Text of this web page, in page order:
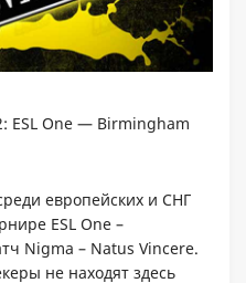
ESL One — Birmingham
европейских и СНГ
ESL One –
Nigma – Natus Vincere.
не находят здесь